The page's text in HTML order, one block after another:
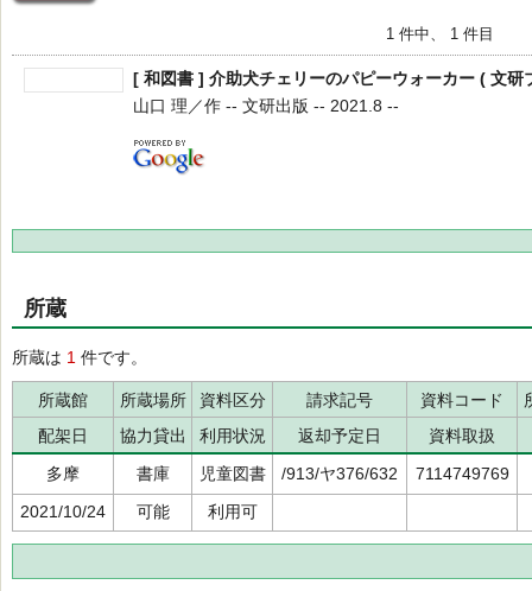
1 件中、 1 件目
[ 和図書 ] 介助犬チェリーのパピーウォーカー ( 文研
山口 理／作 -- 文研出版 -- 2021.8 --
所蔵
所蔵は 1 件です。
所蔵館 所蔵場所 資料区分 請求記号 資料コード
配架日
協力貸出 利用状況 返却予定日 資料取扱
多摩
書庫 児童図書 /913/ヤ376/632
7114749769
2021/10/24
可能 利用可